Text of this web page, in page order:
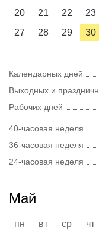
20
21 22 23
27
28 29 30
Календарных дней
Выходных и
Рабочих дней
40-часовая неделя
36-часовая неделя
24-часовая неделя
Май
пн вт ср чт